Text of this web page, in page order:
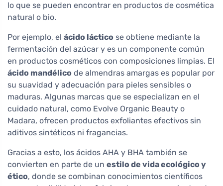
lo que se pueden encontrar en productos de cosmética
natural o bio.
Por ejemplo, el ácido láctico se obtiene mediante la
fermentación del azúcar y es un componente común
en productos cosméticos con composiciones limpias. El
ácido mandélico de almendras amargas es popular por
su suavidad y adecuación para pieles sensibles o
maduras. Algunas marcas que se especializan en el
cuidado natural, como Evolve Organic Beauty o
Madara, ofrecen productos exfoliantes efectivos sin
aditivos sintéticos ni fragancias.
Gracias a esto, los ácidos AHA y BHA también se
convierten en parte de un estilo de vida ecológico y
ético, donde se combinan conocimientos científicos